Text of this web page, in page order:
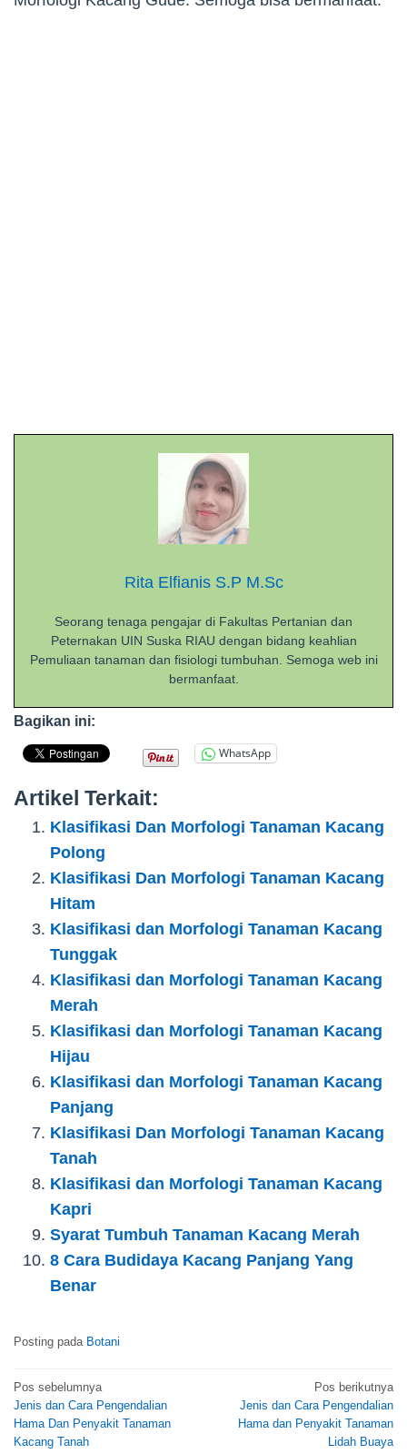
Rita Elfianis S.P M.Sc
Seorang tenaga pengajar di Fakultas Pertanian dan
Peternakan UIN Suska RIAU dengan bidang keahlian
Pemuliaan tanaman dan fisiologi tumbuhan. Semoga web ini
bermanfaat.
Bagikan ini:
WhatsApp
Artikel Terkait:
Klasifikasi Dan Morfologi Tanaman Kacang
Polong
Klasifikasi Dan Morfologi Tanaman Kacang
Hitam
Klasifikasi dan Morfologi Tanaman Kacang
Tunggak
Klasifikasi dan Morfologi Tanaman Kacang
Merah
Klasifikasi dan Morfologi Tanaman Kacang
Hijau
Klasifikasi dan Morfologi Tanaman Kacang
Panjang
Klasifikasi Dan Morfologi Tanaman Kacang
Tanah
Klasifikasi dan Morfologi Tanaman Kacang
Kapri
Syarat Tumbuh Tanaman Kacang Merah
8 Cara Budidaya Kacang Panjang Yang
Benar
Posting pada Botani
Navigasi
pos
Pos sebelumnya
Jenis dan Cara Pengendalian
Hama Dan Penyakit Tanaman
Kacang Tanah
Pos berikutnya
Jenis dan Cara Pengendalian
Hama dan Penyakit Tanaman
Lidah Buaya